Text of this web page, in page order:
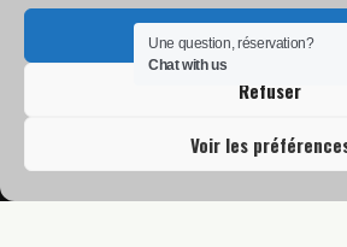
Accepter
Refuser
Voir les
Hotel
Une question, réservation?
Chat with us